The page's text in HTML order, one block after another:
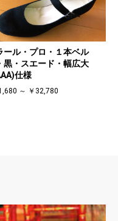
ール・プロ・１本ベル
黒・スエード・幅広大
仕様
～ ￥32,780